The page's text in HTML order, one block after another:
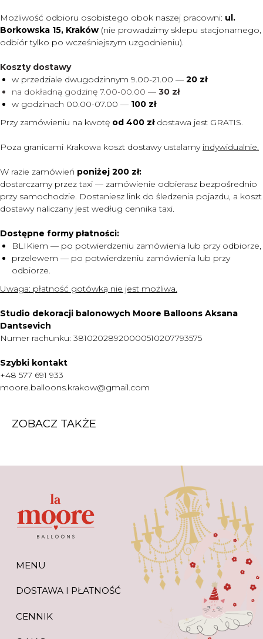
Możliwość odbioru osobistego obok naszej pracowni: ul.
Borkowska 15, Kraków (nie prowadzimy sklepu stacjonarnego,
odbiór tylko po wcześniejszym uzgodnieniu).
Koszty dostawy
w przedziale dwugodzinnym 9.00-21.00 — 20 zł
na dokładną godzinę 7.00-00.00 — 30 zł
w godzinach 00.00-07.00 — 100 zł
Przy zamówieniu na kwotę od 400 zł dostawa jest GRATIS.
Poza granicami Krakowa koszt dostawy ustalamy indywidualnie.
W razie zamówień poniżej 200 zł:
dostarczamy przez taxi — zamówienie odbierasz bezpośrednio
przy samochodzie. Dostaniesz link do śledzenia pojazdu, a koszt
dostawy naliczany jest według cennika taxi.
Dostępne formy płatności:
BLIKiem — po potwierdzeniu zamówienia lub przy odbiorze,
przelewem — po potwierdzeniu zamówienia lub przy
odbiorze.
Uwaga: płatność gotówką nie jest możliwa.
Studio dekoracji balonowych Moore Balloons Aksana
Dantsevich
Numer rachunku: 38102028920000510207793575
Szybki kontakt
+48 577 691 933
moore.balloons.krakow@gmail.com
ZOBACZ TAKŻE
KONTAKT
O NAS
CENNIK
WARTO WIEDZIEĆ